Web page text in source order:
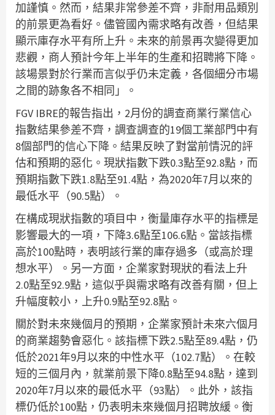
加謹慎。然而，結果非常參差不齊，非耐用品類別
的前景更為看好。儘管國內需求略有改善，但結果
顯示庫存水平有所上升。未來的前景再次變得更加
悲觀，商人預計今年上半年的生產和招聘將下降。
該場景對於行業而言似乎仍未定義，各個細分市場
之間的跡象各不相同」。
FGV IBRE的報告指出，2月份的調查商業行業信心
指數結果參差不齊，調查調查的19個工業部門中有
8個部門的信心下降。結果反映了對當前情況的評
估和預期的惡化。現狀指數下跌0.3點至92.8點，而
預期指數下跌1.8點至91.4點，為2020年7月以來的
最低水平（90.5點）。
在構成現狀指數的項目中，衡量庫存水平的指標是
影響最大的一項，下降3.6點至106.6點。當該指標
高於100點時，表明該行業的庫存過多（或高於理
想水平）。另一方面，企業家對現狀的看法上升
2.0點至92.9點，這似乎與需求略有改善有關，但上
升幅度較小，上升0.9點至92.8點。
關於對未來幾個月的預期，企業家預計未來六個月
的商業趨勢會惡化。該指標下跌2.5點至89.4點，仍
低於2021年9月以來的中性水平（102.7點）。在較
短的三個月內，就業前景下降0.8點至94.8點，達到
2020年7月以來的最低水平（93點）。此外，該指
標仍低於100點，仍表明未來幾個月招聘放緩。衡